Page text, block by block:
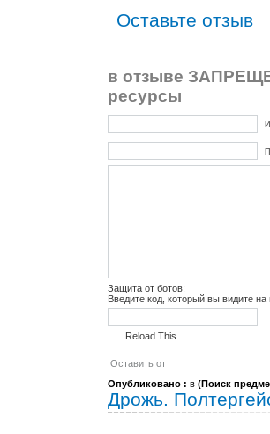
Оставьте отзыв
в отзыве
ресурсы
Защита от ботов:
Введите код, который вы видите
Reload This
Опубликовано : в (Поиск
Дрожь.